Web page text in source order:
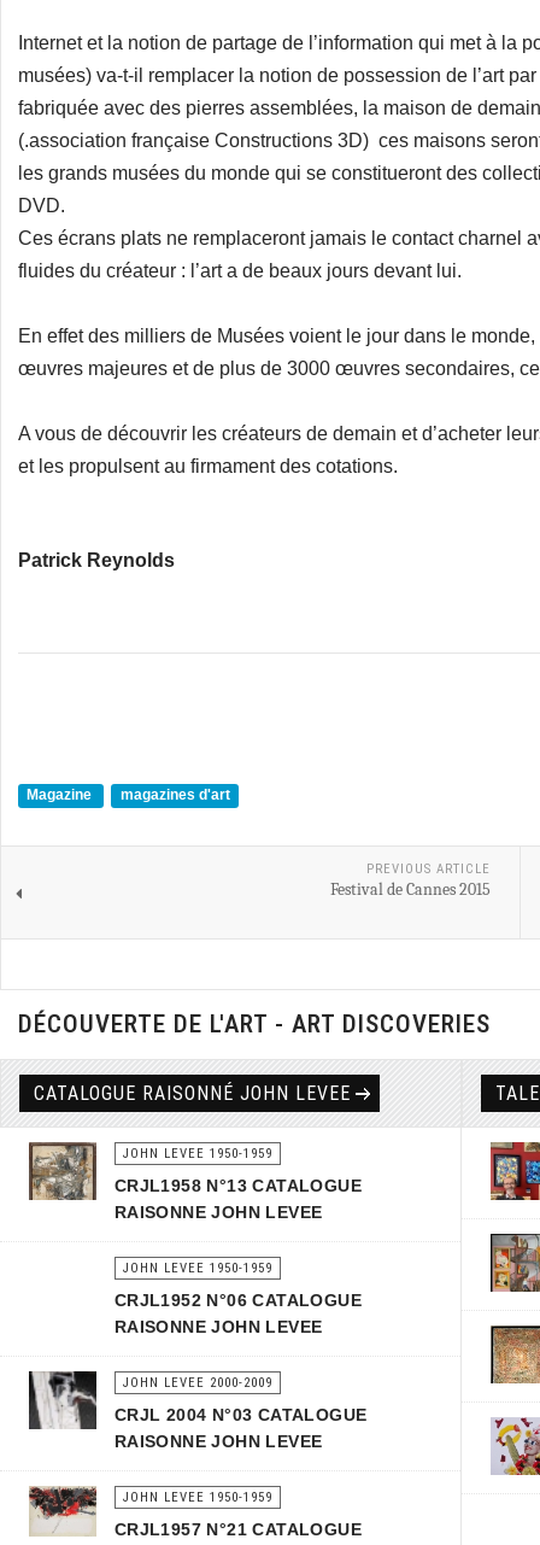
Internet et la notion de partage de l’information qui met à la
musées) va-t-il remplacer la notion de possession de l’art
fabriquée avec des pierres assemblées, la maison de
(.association française Constructions 3D) ces maisons
les grands musées du monde qui se constitueront des
DVD.
Ces écrans plats ne remplaceront jamais le contact charnel
fluides du créateur : l’art a de beaux jours devant lui.
En effet des milliers de Musées voient le jour dans le
œuvres majeures et de plus de 3000 œuvres secondaires,
A vous de découvrir les créateurs de demain et d’acheter
et les propulsent au firmament des cotations.
Patrick Reynolds
Magazine magazines d'art
PREVIOUS ARTICLE
Festival de Cannes 2015
DÉCOUVERTE DE L'ART - ART DISCOVERIES
CATALOGUE RAISONNÉ JOHN LEVEE
JOHN LEVEE 1950-1959
CRJL1958 N°13 CATALOGUE
RAISONNE JOHN LEVEE
JOHN LEVEE 1950-1959
CRJL1952 N°06 CATALOGUE
RAISONNE JOHN LEVEE
JOHN LEVEE 2000-2009
CRJL 2004 N°03 CATALOGUE
RAISONNE JOHN LEVEE
JOHN LEVEE 1950-1959
CRJL1957 N°21 CATALOGUE